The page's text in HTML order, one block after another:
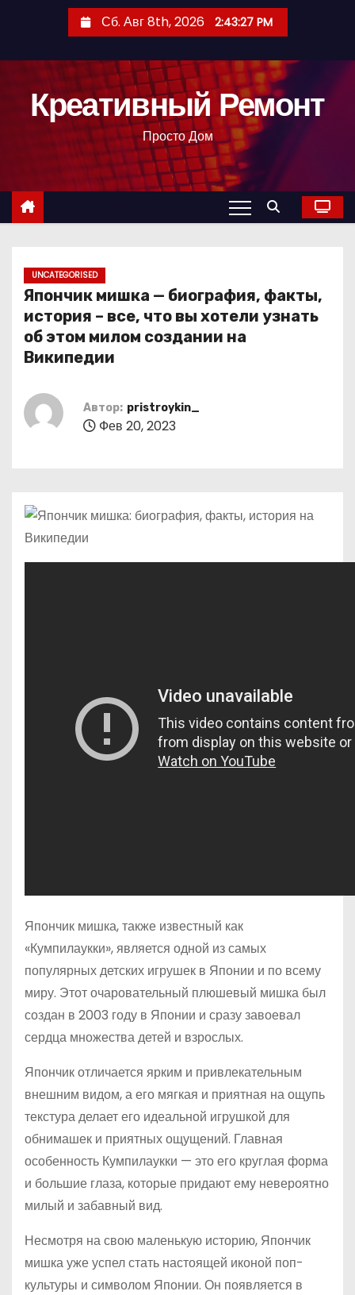
с
Сб. Авг 8th, 2026 2:43:28 PM
Креативный Ремонт
Просто Дом
UNCATEGORISED
Япончик мишка — биография, факты,
история – все, что вы хотели узнать
об этом милом создании на
Википедии
Автор: pristroykin_
Фев 20, 2023
Япончик мишка, также известный как
«Кумпилаукки», является одной из самых
популярных детских игрушек в Японии и по всему
миру. Этот очаровательный плюшевый мишка был
создан в 2003 году в Японии и сразу завоевал
сердца множества детей и взрослых.
Япончик отличается ярким и привлекательным
внешним видом, а его мягкая и приятная на ощупь
текстура делает его идеальной игрушкой для
обнимашек и приятных ощущений. Главная
особенность Кумпилаукки — это его круглая форма
и большие глаза, которые придают ему невероятно
милый и забавный вид.
Несмотря на свою маленькую историю, Япончик
мишка уже успел стать настоящей иконой поп-
культуры и символом Японии. Он появляется в